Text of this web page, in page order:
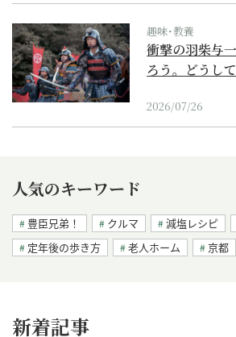
趣味･教養
衝撃の羽柴与
ろう。どうし
2026/07/26
人気のキーワード
豊臣兄弟！ クルマ 減塩レシピ
定年後の歩き方
老人ホーム 京都
新着記事